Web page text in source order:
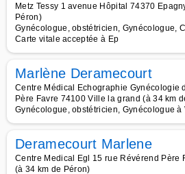
Metz Tessy 1 avenue Hôpital 74370
Péron)
Gynécologue, obstétricien, Gynécologue,
Carte vitale acceptée à Ep
Marlène Deramecourt
Centre Médical Echographie Gynécologie
Père Favre 74100 Ville la grand (à 34 km
Gynécologue, obstétricien, Gynécologue à
Deramecourt Marlene
Centre Medical Egl 15 rue Révérend Père
(à 34 km de Péron)